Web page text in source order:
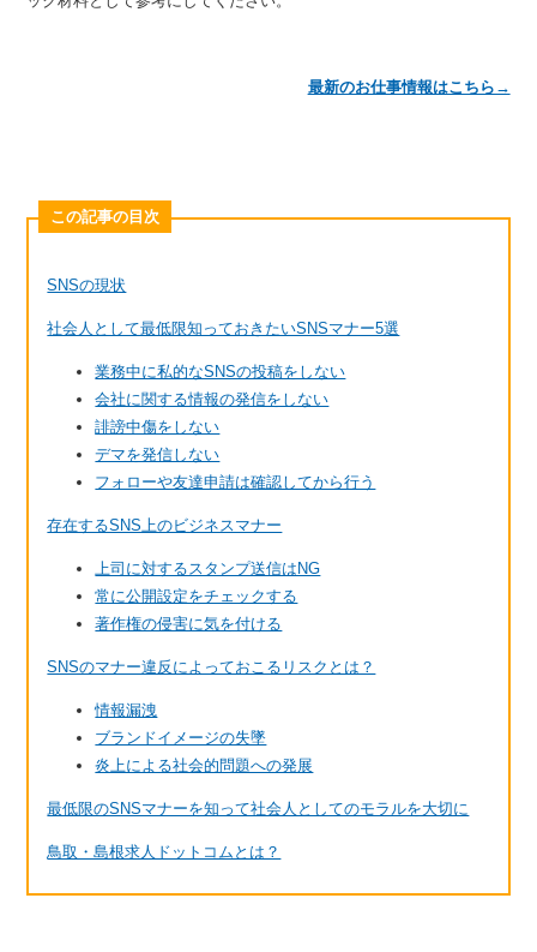
最新のお仕事情報はこちら→
この記事の目次
SNSの現状
社会人として最低限知っておきたいSNSマナー5選
業務中に私的なSNSの投稿をしない
会社に関する情報の発信をしない
誹謗中傷をしない
デマを発信しない
フォローや友達申請は確認してから行う
存在するSNS上のビジネスマナー
上司に対するスタンプ送信はNG
常に公開設定をチェックする
著作権の侵害に気を付ける
SNSのマナー違反によっておこるリスクとは？
情報漏洩
ブランドイメージの失墜
炎上による社会的問題への発展
最低限のSNSマナーを知って社会人としてのモラルを大切に
鳥取・島根求人ドットコムとは？